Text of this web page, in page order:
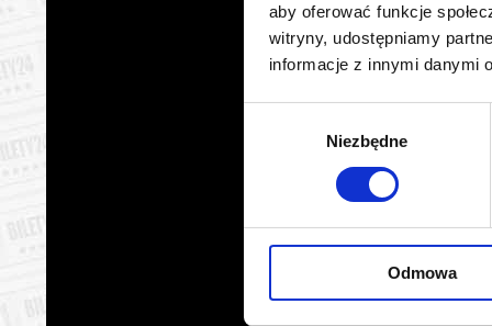
aby oferować funkcje
witryny, udostępniamy
informacje z innymi danymi
Niezbędne
Odmowa